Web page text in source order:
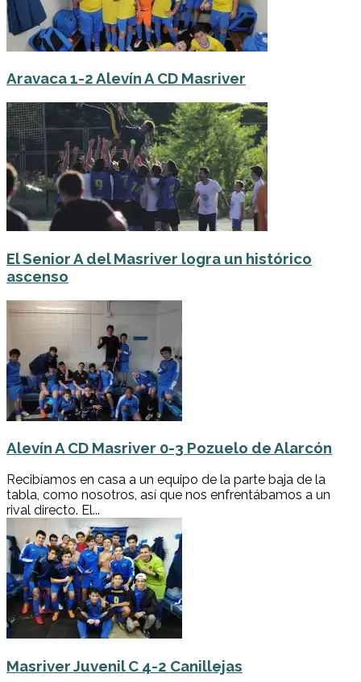
Aravaca 1-2 Alevín A CD Masriver
El Senior A del Masriver logra un histórico
ascenso
Alevín A CD Masriver 0-3 Pozuelo de Alarcón
Recibíamos en casa a un equipo de la parte baja de la
tabla, como nosotros, así que nos enfrentábamos a un
rival directo. El...
Masriver Juvenil C 4-2 Canillejas